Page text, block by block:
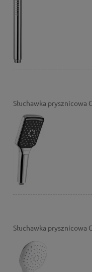
Słuchawka prysznicowa
Słuchawka prysznicowa